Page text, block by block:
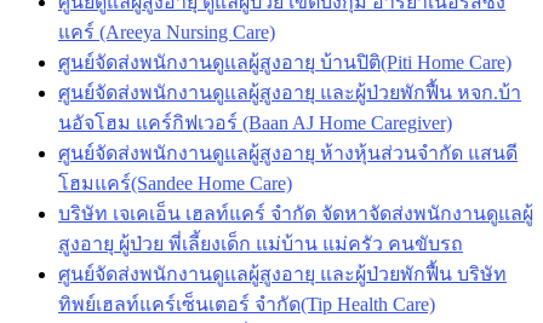
แคร์ (Areeya Nursing Care)
ศูนย์จัดส่งพนักงานดูแลผู้สูงอายุ บ้านปิติ(Piti Home Care)
ศูนย์จัดส่งพนักงานดูแลผู้สูงอายุ และผู้ป่วยพักฟื้น หจก.บ้า
นอัจโฮม แคร์กิฟเวอร์ (Baan AJ Home Caregiver)
ศูนย์จัดส่งพนักงานดูแลผู้สูงอายุ ห้างหุ้นส่วนจำกัด แสนดี
โฮมแคร์(Sandee Home Care)
บริษัท เจเคเอ็น เฮลท์แคร์ จำกัด จัดหาจัดส่งพนักงานดูแลผู้
สูงอายุ ผู้ป่วย พี่เลี้ยงเด็ก แม่บ้าน แม่ครัว คนขับรถ
ศูนย์จัดส่งพนักงานดูแลผู้สูงอายุ และผู้ป่วยพักฟื้น บริษัท
ทิพย์เฮลท์แคร์เซ็นเตอร์ จำกัด(Tip Health Care)